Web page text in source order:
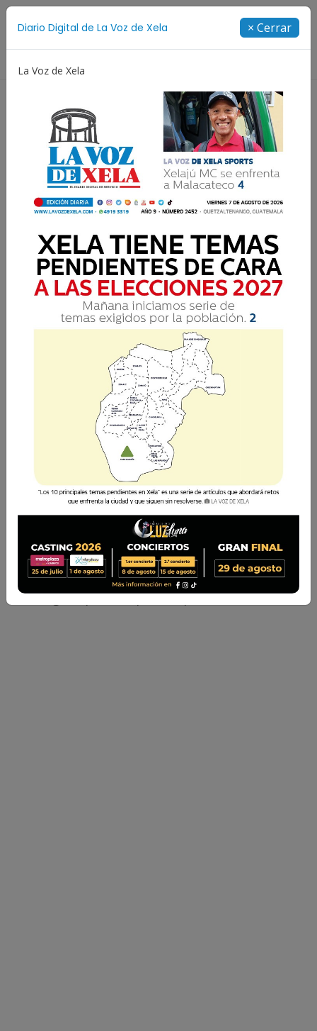
Diario Digital de La Voz de Xela × Cerrar
La Voz de Xela
Lee la edición digital del
jueves 6 de septiembre
La Voz de Xela · Redacción 6 Septiembre 2018 20:00
Descarga el pdf completoaquí